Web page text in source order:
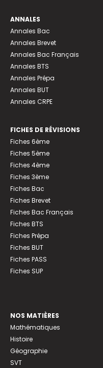
ANNALES
Annales Bac
Annales Brevet
Annales Bac Français
Annales BTS
Annales Prépa
Annales BUT
Annales CRPE
FICHES DE RÉVISIONS
Fiches 6ème
Fiches 5ème
Fiches 4ème
Fiches 3ème
Fiches Bac
Fiches Brevet
Fiches Bac Français
Fiches BTS
Fiches Prépa
Fiches BUT
Fiches PASS
Fiches SUP
NOS MATIÈRES
Mathématiques
Histoire
Géographie
SVT